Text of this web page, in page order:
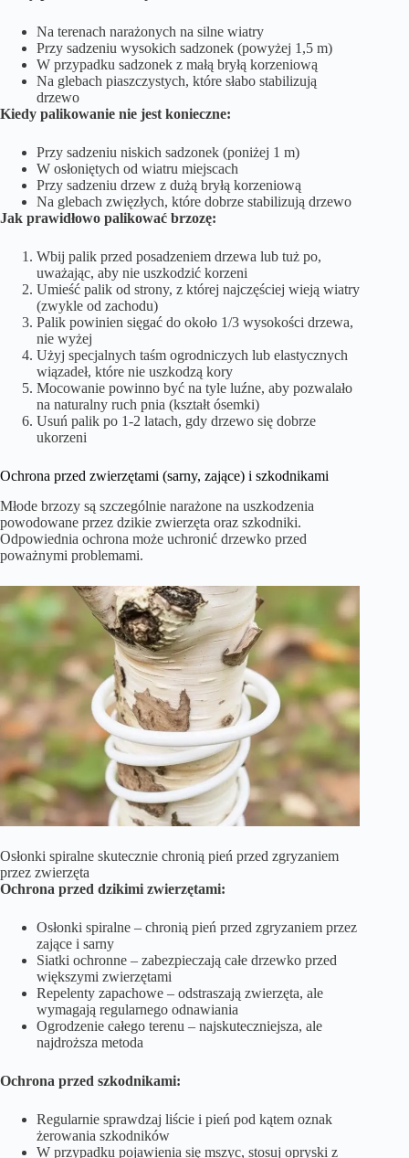
Na terenach narażonych na silne wiatry
Przy sadzeniu wysokich sadzonek (powyżej 1,5 m)
W przypadku sadzonek z małą bryłą korzeniową
Na glebach piaszczystych, które słabo stabilizują
drzewo
Kiedy palikowanie nie jest konieczne:
Przy sadzeniu niskich sadzonek (poniżej 1 m)
W osłoniętych od wiatru miejscach
Przy sadzeniu drzew z dużą bryłą korzeniową
Na glebach zwięzłych, które dobrze stabilizują drzewo
Jak prawidłowo palikować brzozę:
Wbij palik przed posadzeniem drzewa lub tuż po,
uważając, aby nie uszkodzić korzeni
Umieść palik od strony, z której najczęściej wieją wiatry
(zwykle od zachodu)
Palik powinien sięgać do około 1/3 wysokości drzewa,
nie wyżej
Użyj specjalnych taśm ogrodniczych lub elastycznych
wiązadeł, które nie uszkodzą kory
Mocowanie powinno być na tyle luźne, aby pozwalało
na naturalny ruch pnia (kształt ósemki)
Usuń palik po 1-2 latach, gdy drzewo się dobrze
ukorzeni
Ochrona przed zwierzętami (sarny, zające) i szkodnikami
Młode brzozy są szczególnie narażone na uszkodzenia
powodowane przez dzikie zwierzęta oraz szkodniki.
Odpowiednia ochrona może uchronić drzewko przed
poważnymi problemami.
Osłonki spiralne skutecznie chronią pień przed zgryzaniem
przez zwierzęta
Ochrona przed dzikimi zwierzętami:
Osłonki spiralne – chronią pień przed zgryzaniem przez
zające i sarny
Siatki ochronne – zabezpieczają całe drzewko przed
większymi zwierzętami
Repelenty zapachowe – odstraszają zwierzęta, ale
wymagają regularnego odnawiania
Ogrodzenie całego terenu – najskuteczniejsza, ale
najdroższa metoda
Ochrona przed szkodnikami:
Regularnie sprawdzaj liście i pień pod kątem oznak
żerowania szkodników
W przypadku pojawienia się mszyc, stosuj opryski z